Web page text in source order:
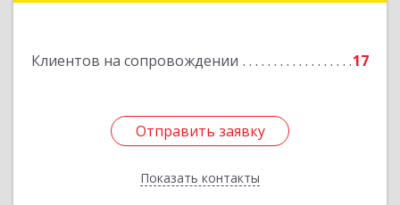
Клиентов на сопровождении 17
Отправить заявку
Показать контакты
Отправить заявку
Назад